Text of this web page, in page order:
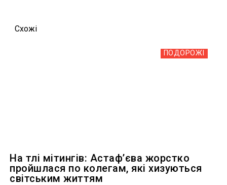
Схожi
ПОДОРОЖІ
На тлі мітингів: Астафʼєва жорстко
пройшлася по колегам, які хизуються
світським життям